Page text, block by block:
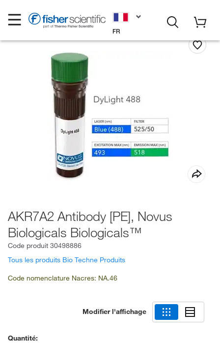
FR
AKR7A2 Antibody [PE], Novus
Biologicals Biologicals™
Code produit 30498886
Tous les produits Bio Techne Produits
Code nomenclature Nacres: NA.46
Modifier l'affichage
Quantité: